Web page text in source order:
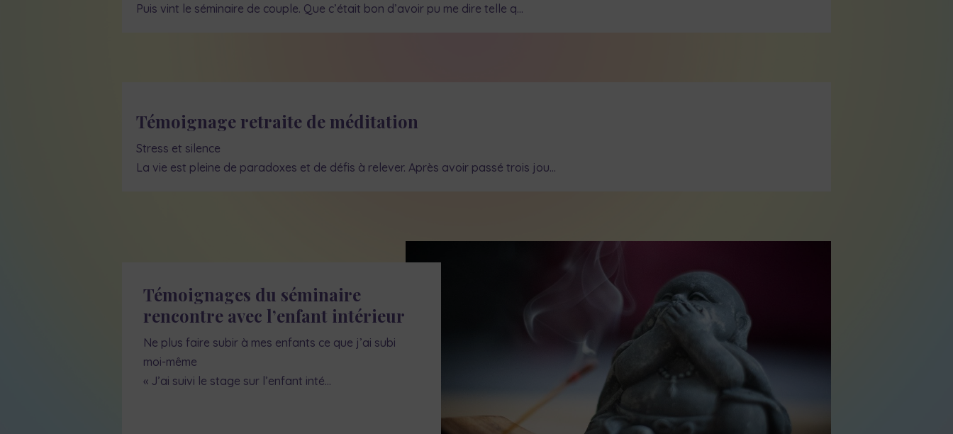
Puis vint le séminaire de couple. Que c’était bon d’avoir pu me dire telle q…
Témoignage retraite de méditation
Stress et silence
La vie est pleine de paradoxes et de défis à relever. Après avoir passé trois jou…
Témoignages du séminaire
rencontre avec l’enfant intérieur
Ne plus faire subir à mes enfants ce que j’ai subi
moi-même
« J’ai suivi le stage sur l’enfant inté…